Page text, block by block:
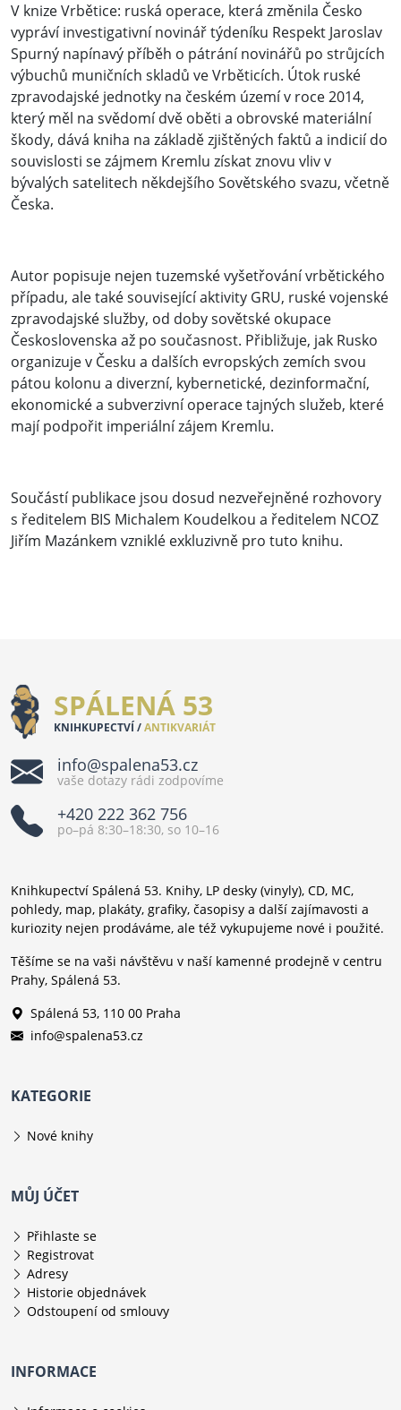
V knize Vrbětice: ruská operace, která změnila Česko
vypráví investigativní novinář týdeníku Respekt Jaroslav
Spurný napínavý příběh o pátrání novinářů po strůjcích
výbuchů muničních skladů ve Vrběticích. Útok ruské
zpravodajské jednotky na českém území v roce 2014,
který měl na svědomí dvě oběti a obrovské materiální
škody, dává kniha na základě zjištěných faktů a indicií do
souvislosti se zájmem Kremlu získat znovu vliv v
bývalých satelitech někdejšího Sovětského svazu, včetně
Česka.
Autor popisuje nejen tuzemské vyšetřování vrbětického
případu, ale také související aktivity GRU, ruské vojenské
zpravodajské služby, od doby sovětské okupace
Československa až po současnost. Přibližuje, jak Rusko
organizuje v Česku a dalších evropských zemích svou
pátou kolonu a diverzní, kybernetické, dezinformační,
ekonomické a subverzivní operace tajných služeb, které
mají podpořit imperiální zájem Kremlu.
Součástí publikace jsou dosud nezveřejněné rozhovory
s ředitelem BIS Michalem Koudelkou a ředitelem NCOZ
Jiřím Mazánkem vzniklé exkluzivně pro tuto knihu.
SPÁLENÁ 53
KNIHKUPECTVÍ /ANTIKVARIÁT
info@spalena53.cz
vaše dotazy rádi zodpovíme
+420 222 362 756
po–pá 8:30–18:30, so 10–16
Knihkupectví Spálená 53. Knihy, LP desky (vinyly), CD, MC,
pohledy, map, plakáty, grafiky, časopisy a další zajímavosti a
kuriozity nejen prodáváme, ale též vykupujeme nové i použité.
Těšíme se na vaši návštěvu v naší kamenné prodejně v centru
Prahy, Spálená 53.
Spálená 53, 110 00 Praha
info@spalena53.cz
KATEGORIE
Nové knihy
MŮJ ÚČET
Přihlaste se
Registrovat
Adresy
Historie objednávek
Odstoupení od smlouvy
INFORMACE